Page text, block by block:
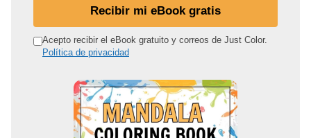
r
Recibir mi eBook gratis
Acepto recibir el eBook gratuito y correos de Just Color.
Política de privacidad